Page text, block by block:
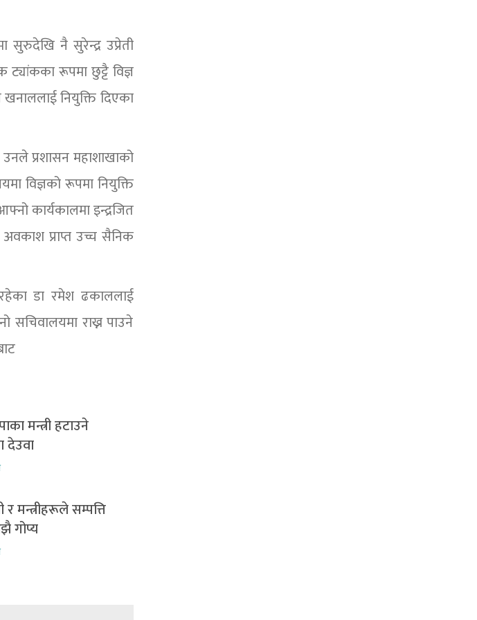
सुरुदेखि नै सुरेन्द्र उप्रेती
ट्यांकका रूपमा छुट्टै विज्ञ
नियुक्ति दिएका
प्रशासन महाशाखाको
विज्ञको रूपमा नियुक्ति
कार्यकालमा इन्द्रजित
प्राप्त उच्च सैनिक
डा रमेश ढकाललाई
सचिवालयमा राख्न पाउने
मन्त्री हटाउने
देउवा
र मन्त्रीहरूले सम्पत्ति
गोप्य